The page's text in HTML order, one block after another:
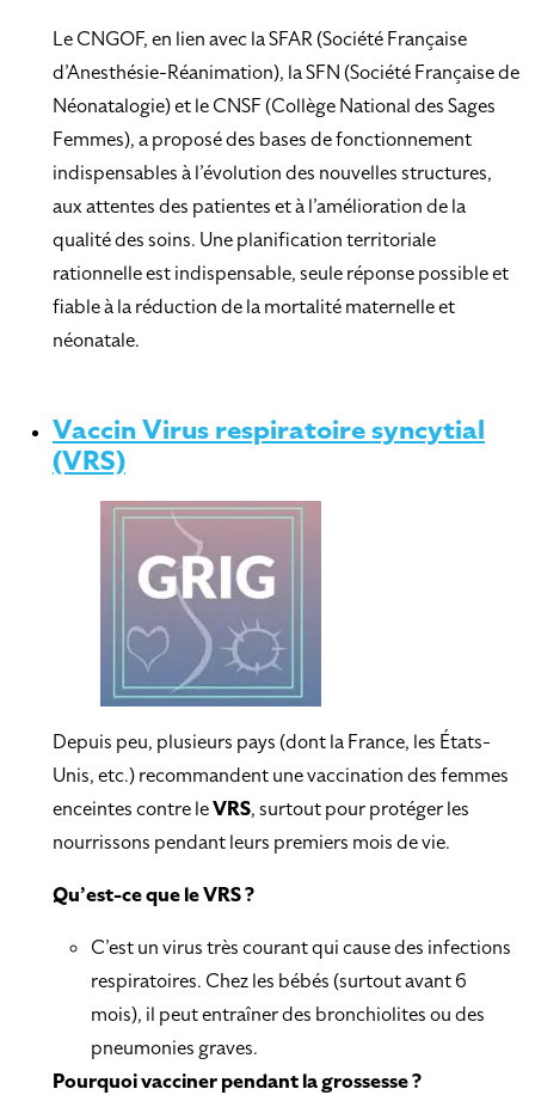
Le CNGOF, en lien avec la SFAR (Société Française
d’Anesthésie-Réanimation), la SFN (Société Française de
Néonatalogie) et le CNSF (Collège National des Sages
Femmes), a proposé des bases de fonctionnement
indispensables à l’évolution des nouvelles structures,
aux attentes des patientes et à l’amélioration de la
qualité des soins. Une planification territoriale
rationnelle est indispensable, seule réponse possible et
fiable à la réduction de la mortalité maternelle et
néonatale.
Vaccin Virus respiratoire syncytial
(VRS)
Depuis peu, plusieurs pays (dont la France, les États-
Unis, etc.) recommandent une vaccination des femmes
enceintes contre leVRS, surtout pour protéger les
nourrissons pendant leurs premiers mois de vie.
Qu’est-ce que le VRS ?
C’est un virus très courant qui cause des infections
respiratoires. Chez les bébés (surtout avant 6
mois), il peut entraîner des bronchiolites ou des
pneumonies graves.
Pourquoi vacciner pendant la grossesse ?